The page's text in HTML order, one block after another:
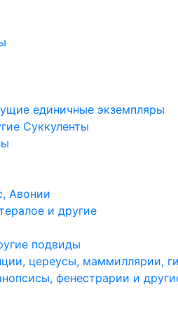
единичные экземпляры
Суккуленты
Авонии
и другие
подвиды
цереусы, маммиллярии,
фенестрарии и